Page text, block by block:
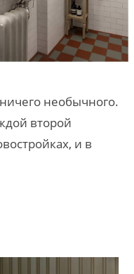
необычного.
второй
и в